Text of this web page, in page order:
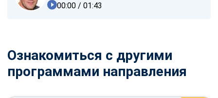
00:00 / 01:43
Ознакомиться с другими
программами направления